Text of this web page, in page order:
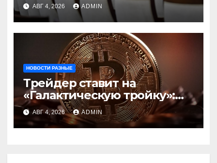
цифровых валют
центробанков
АВГ 4, 2026 ADMIN
НОВОСТИ РАЗНЫЕ
Трейдер ставит на
«Галактическую тройку»:
Circle, Coinbase и ETH
АВГ 4, 2026 ADMIN